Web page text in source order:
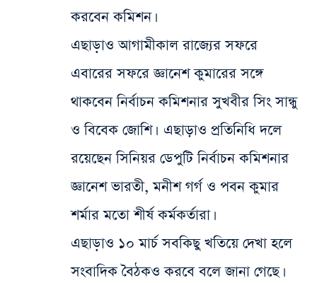
করবেন কমিশন।
এছাড়াও আগামীকাল রাজ্যের সফরে
এবারের সফরে জ্ঞানেশ কুমারের সঙ্গে
থাকবেন নির্বাচন কমিশনার সুখবীর সিং সান্ধু
ও বিবেক জোশি। এছাড়াও প্রতিনিধি দলে
রয়েছেন সিনিয়র ডেপুটি নির্বাচন কমিশনার
জ্ঞানেশ ভারতী, মনীশ গর্গ ও পবন কুমার
শর্মার মতো শীর্ষ কর্মকর্তারা।
এছাড়াও ১০ মার্চ সবকিছু খতিয়ে দেখা হলে
সংবাদিক বৈঠক‌ও করবে বলে জানা গেছে।